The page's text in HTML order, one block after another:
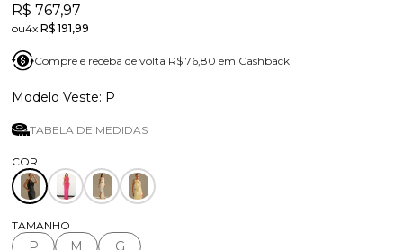
R$ 767,97
4xR$ 191,99
Compre e receba de volta R$ 76,80 em Cashback
P
TABELA DE MEDIDAS
TAMANHO
P M G